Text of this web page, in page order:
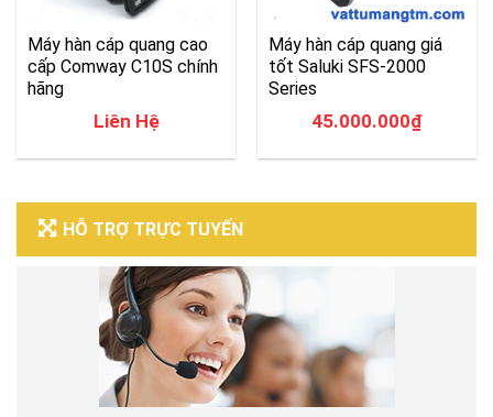
Máy hàn cáp quang cao
cấp Comway C10S chính
hãng
Liên Hệ
Máy hàn cáp quang giá
tốt Saluki SFS-2000
Series
45.000.000₫
HỖ TRỢ TRỰC TUYẾN